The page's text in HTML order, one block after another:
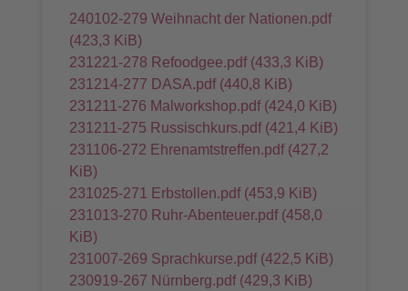
240102-279 Weihnacht der Nationen.pdf
(423,3 KiB)
231221-278 Refoodgee.pdf (433,3 KiB)
231214-277 DASA.pdf (440,8 KiB)
231211-276 Malworkshop.pdf (424,0 KiB)
231211-275 Russischkurs.pdf (421,4 KiB)
231106-272 Ehrenamtstreffen.pdf (427,2
KiB)
231025-271 Erbstollen.pdf (453,9 KiB)
231013-270 Ruhr-Abenteuer.pdf (458,0
KiB)
231007-269 Sprachkurse.pdf (422,5 KiB)
230919-267 Nürnberg.pdf (429,3 KiB)